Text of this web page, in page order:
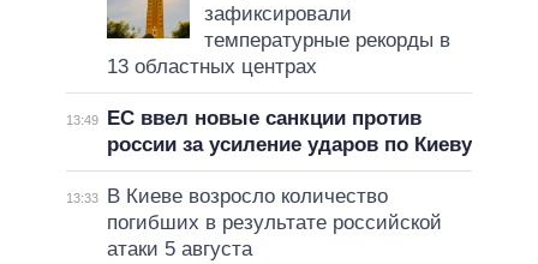
зафиксировали
температурные рекорды в
13 областных центрах
13:49
ЕС ввел новые санкции против
россии за усиление ударов по Киеву
13:33
В Киеве возросло количество
погибших в результате российской
атаки 5 августа